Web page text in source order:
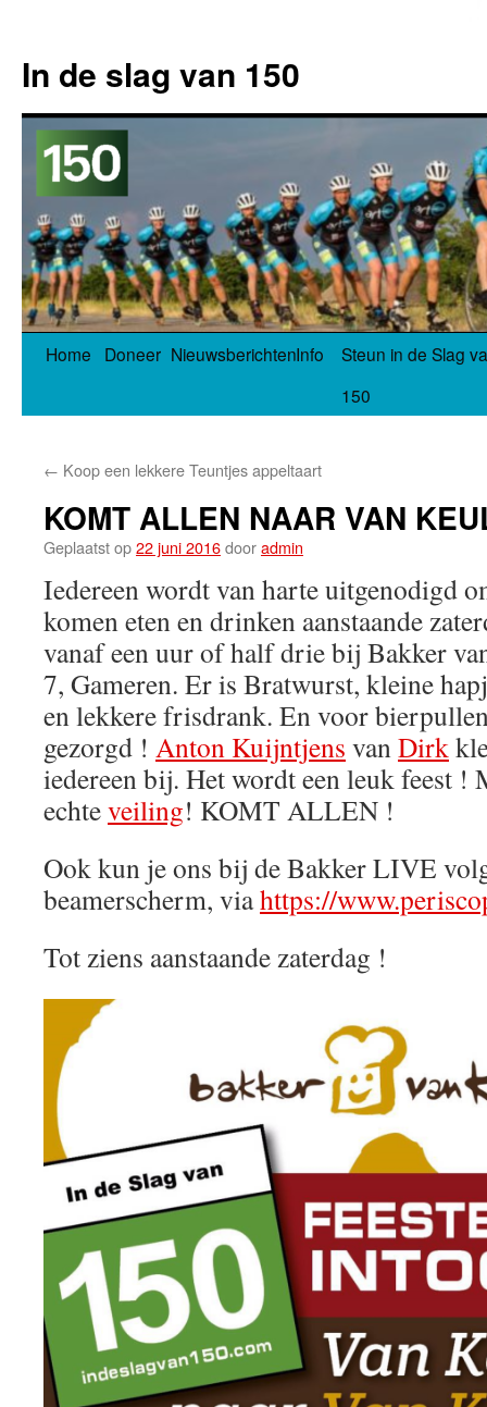
In de slag van 150
Spring
Home Doneer NieuwsberichtenInfo
Steun in de Slag
150
← Koop een lekkere Teuntjes appeltaart
KOMT ALLEN NAAR VAN
Geplaatst op22 juni 2016dooradmin
Iedereen wordt van harte uitgenodigd
komen eten en drinken aanstaande
vanaf een uur of half drie bij Bakker
7, Gameren. Er is Bratwurst, kleine
en lekkere frisdrank. En voor
gezorgd ! Anton Kuijntjens vanDirk
iedereen bij. Het wordt een leuk feest !
echteveiling! KOMT ALLEN !
Ook kun je ons bij de Bakker LIVE
beamerscherm, viahttps://
Tot ziens aanstaande zaterdag !